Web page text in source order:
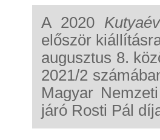
A 2020 Kutyaév
először
augusztus 8.
2021/2
Magyar
járó Rosti Pál